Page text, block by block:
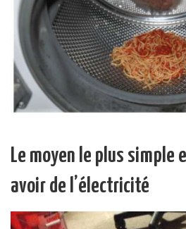
Le moyen le plus simple
avoir de l’électricité